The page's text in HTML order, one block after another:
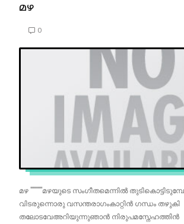
മഴ
0
മഴ """""മഴയുടെ സംഗീതമെന്നിൽ
വിടരുന്നൊരു വസന്തരാഗംകാറ്റിൻ ഗന്ധം തഴുകി
തലോടവേഅറിയുന്നുഞാൻ നിരുപമസ്നേഹത്തിൻ